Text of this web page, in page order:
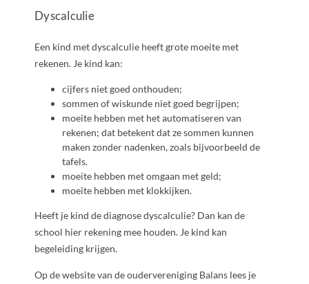
Dyscalculie
Een kind met dyscalculie heeft grote moeite met
rekenen. Je kind kan:
cijfers niet goed onthouden;
sommen of wiskunde niet goed begrijpen;
moeite hebben met het automatiseren van
rekenen; dat betekent dat ze sommen kunnen
maken zonder nadenken, zoals bijvoorbeeld de
tafels.
moeite hebben met omgaan met geld;
moeite hebben met klokkijken.
Heeft je kind de diagnose dyscalculie? Dan kan de
school hier rekening mee houden. Je kind kan
begeleiding krijgen.
Op de website van de oudervereniging Balans lees je